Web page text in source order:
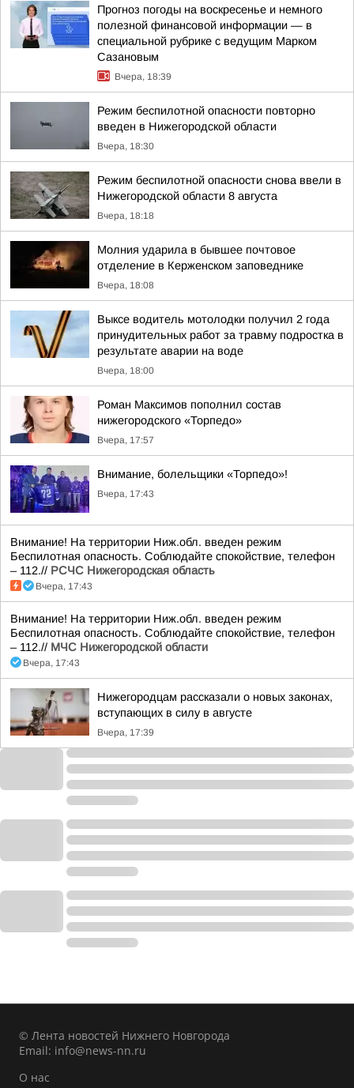
Прогноз погоды на воскресенье и немного
полезной финансовой информации — в
специальной рубрике с ведущим Марком
Сазановым
Вчера, 18:39
Режим беспилотной опасности повторно
введен в Нижегородской области
Вчера, 18:30
Режим беспилотной опасности снова ввели в
Нижегородской области 8 августа
Вчера, 18:18
Молния ударила в бывшее почтовое
отделение в Керженском заповеднике
Вчера, 18:08
Выксе водитель мотолодки получил 2 года
принудительных работ за травму подростка в
результате аварии на воде
Вчера, 18:00
Роман Максимов пополнил состав
нижегородского «Торпедо»
Вчера, 17:57
Внимание, болельщики «Торпедо»!
Вчера, 17:43
Внимание! На территории Ниж.обл. введен режим
Беспилотная опасность. Соблюдайте спокойствие, телефон
– 112.// РСЧС Нижегородская область
Вчера, 17:43
Внимание! На территории Ниж.обл. введен режим
Беспилотная опасность. Соблюдайте спокойствие, телефон
– 112.// МЧС Нижегородской области
Вчера, 17:43
Нижегородцам рассказали о новых законах,
вступающих в силу в августе
Вчера, 17:39
© Лента новостей Нижнего Новгорода
Email: info@news-nn.ru
О нас